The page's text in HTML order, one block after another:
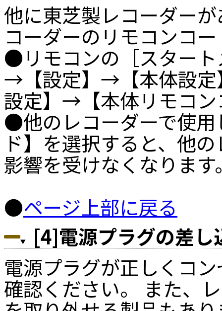
他に東芝製レコーダー
コーダーのリモコンコ
●リモコンの［スター
→【設定】→【本体設
設定】→【本体リモコン
●他のレコーダーで使
ド】を選択すると、他
影響を受けなくなります
●ページ上部に戻る
[4]電源プラグの差し
電源プラグが正しくコ
確認ください。 また、